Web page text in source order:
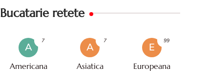
Bucatarie retete
A
Americana
7
A
Asiatica
7
E
Europeana
99